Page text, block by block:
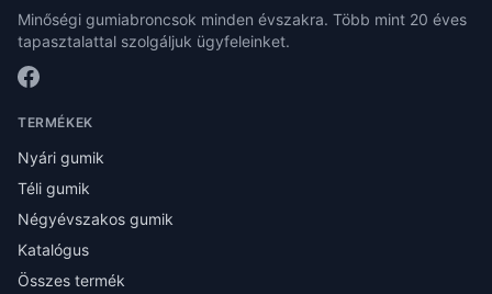
Minőségi gumiabroncsok minden évszakra. Több mint 20 éves
tapasztalattal szolgáljuk ügyfeleinket.
TERMÉKEK
Nyári gumik
Téli gumik
Négyévszakos gumik
Katalógus
Összes termék